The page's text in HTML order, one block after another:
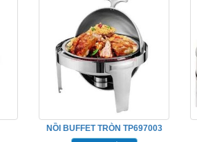
NỒI BUFFET TRÒN TP697003